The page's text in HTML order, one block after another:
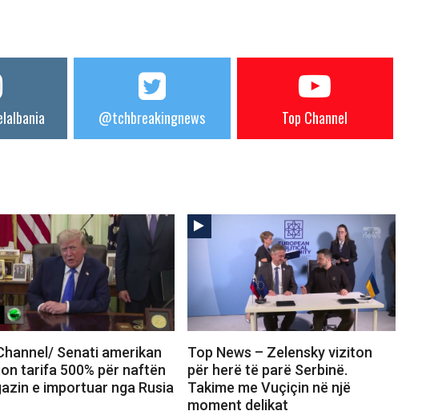
@tchbreakingnews Top Channel
Senati amerikan
tarifa 500% për naftën
e importuar nga Rusia
Top News – Zelensky viziton
për herë të parë Serbinë.
Takime me Vuçiçin në një
moment delikat